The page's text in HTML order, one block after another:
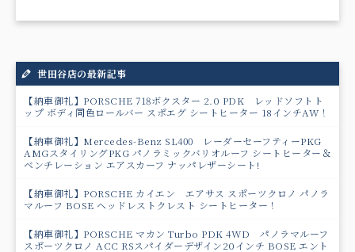
世田谷店の最新記事
【納車御礼】PORSCHE 718ボクスター 2.0 PDK レッドソフトト
ップ ボディ同色ロールバー スポエグ シートヒーター 18インチAW！
【納車御礼】Mercedes-Benz SL400 レーダーセーフティーPKG
AMGスタイリングPKG パノラミックバリオルーフ シートヒーター＆
ベンチレーション エアスカーフ ナッパレザーシート!
【納車御礼】PORSCHE カイエン エアサス スポーツクロノ パノラ
マルーフ BOSE ヘッドレストクレスト シートヒーター！
【納車御礼】PORSCHE マカン Turbo PDK 4WD パノラマルーフ
スポーツクロノ ACC RSスパイダーデザイン20インチ BOSE エント